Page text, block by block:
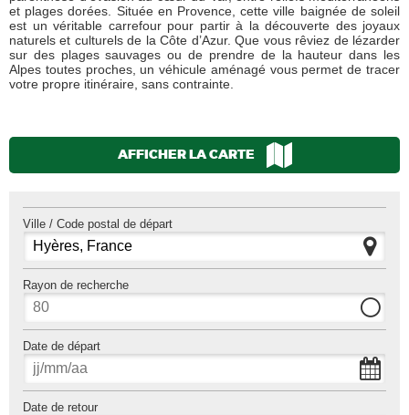
et plages dorées. Située en Provence, cette ville baignée de soleil
est un véritable carrefour pour partir à la découverte des joyaux
naturels et culturels de la Côte d’Azur. Que vous rêviez de lézarder
sur des plages sauvages ou de prendre de la hauteur dans les
Alpes toutes proches, un véhicule aménagé vous permet de tracer
votre propre itinéraire, sans contrainte.
AFFICHER LA CARTE
Ville / Code postal de départ
Rayon de recherche
Date de départ
Date de retour